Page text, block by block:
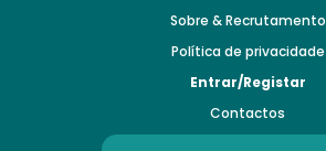
Sobre & Recrutamento
Política de privacidade
Entrar/Registar
Contactos